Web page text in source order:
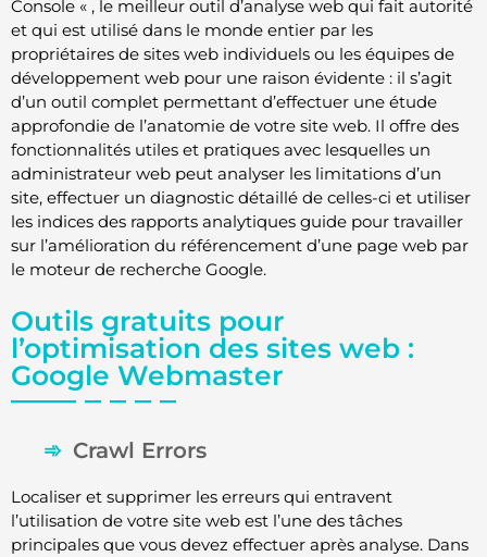
Console « , le meilleur outil d’analyse web qui fait autorité
et qui est utilisé dans le monde entier par les
propriétaires de sites web individuels ou les équipes de
développement web pour une raison évidente : il s’agit
d’un outil complet permettant d’effectuer une étude
approfondie de l’anatomie de votre site web. Il offre des
fonctionnalités utiles et pratiques avec lesquelles un
administrateur web peut analyser les limitations d’un
site, effectuer un diagnostic détaillé de celles-ci et utiliser
les indices des rapports analytiques guide pour travailler
sur l’amélioration du référencement d’une page web par
le moteur de recherche Google.
Outils gratuits pour
l’optimisation des sites web :
Google Webmaster
Crawl Errors
Localiser et supprimer les erreurs qui entravent
l’utilisation de votre site web est l’une des tâches
principales que vous devez effectuer après analyse. Dans